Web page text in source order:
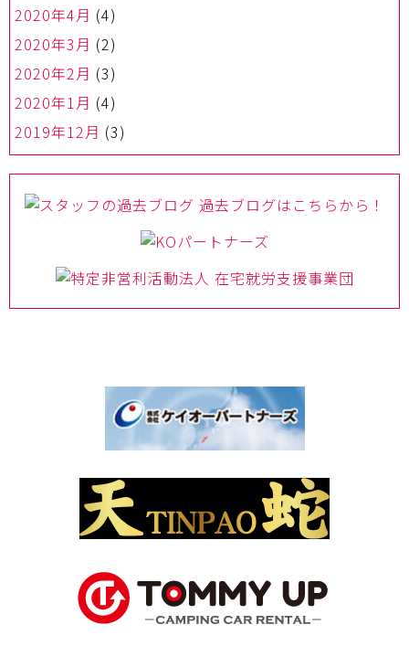
2020年4月 (4)
2020年3月 (2)
2020年2月 (3)
2020年1月 (4)
2019年12月 (3)